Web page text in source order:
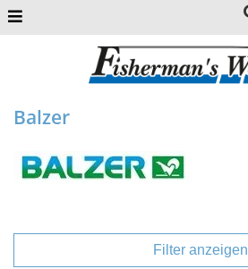
Balzer
Filter anzeigen